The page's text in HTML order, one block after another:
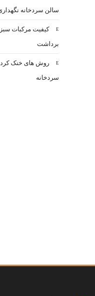
سالن سردخانه
کیفیت مرکبات سبز
برداشت
روش های خنک
سردخانه